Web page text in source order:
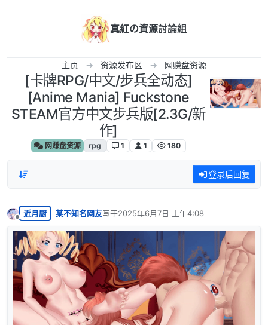
真紅の資源討論組
主页 资源发布区 网赚盘资源
[卡牌RPG/中文/步兵全动态]
[Anime Mania] Fuckstone
STEAM官方中文步兵版[2.3G/新
作]
网赚盘资源 rpg 1 1 180
登录后回复
离线
近月厨 某不知名网友写于2025年6月7日 上午4:08
最后由 编辑